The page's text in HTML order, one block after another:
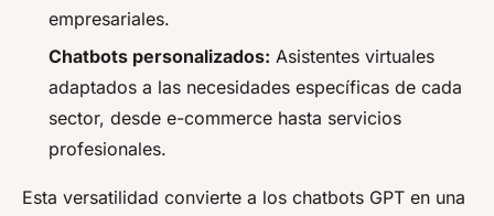
empresariales.
Chatbots personalizados: Asistentes virtuales
adaptados a las necesidades específicas de cada
sector, desde e-commerce hasta servicios
profesionales.
Esta versatilidad convierte a los chatbots GPT en una